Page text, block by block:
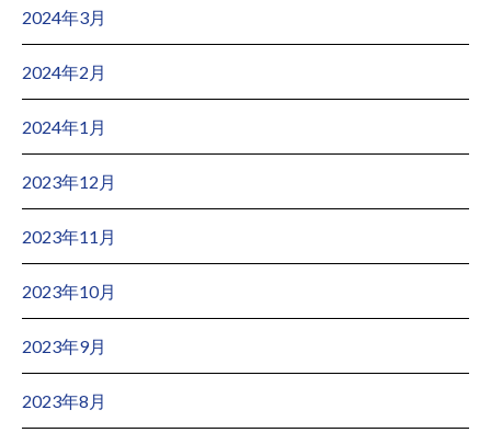
2024年3月
2024年2月
2024年1月
2023年12月
2023年11月
2023年10月
2023年9月
2023年8月